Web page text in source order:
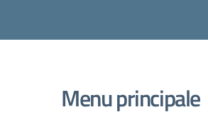
Menu principale